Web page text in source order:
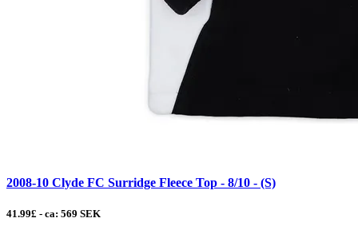
2008-10 Clyde FC Surridge Fleece Top - 8/10 - (S)
41.99£ - ca: 569 SEK